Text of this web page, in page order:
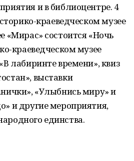
и в библиоцентре. 4
краеведческом музее
«Мирас» состоится «Ночь
краеведческом музее
лабиринте времени», квиз
выставки
«Улыбнись миру» и
и другие мероприятия,
единства.